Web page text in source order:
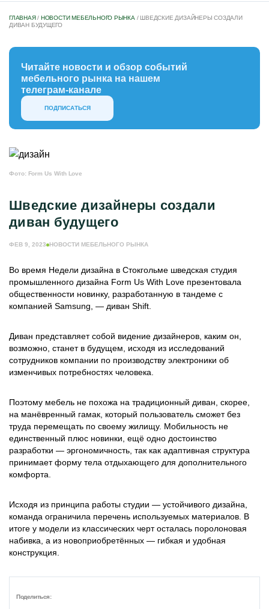
ГЛАВНАЯ/ НОВОСТИ МЕБЕЛЬНОГО РЫНКА / ШВЕДСКИЕ ДИЗАЙНЕРЫ СОЗДАЛИ
ДИВАН БУДУЩЕГО
Читайте новости и обзор событий
мебельного рынка на нашем
телеграм-канале
ПОДПИСАТЬСЯ
Фото: Form Us With Love
Шведские дизайнеры создали
диван будущего
ФЕВ 9, 2023 НОВОСТИ МЕБЕЛЬНОГО РЫНКА
Во время Недели дизайна в Стокгольме шведская студия
промышленного дизайна Form Us With Love презентовала
общественности новинку, разработанную в тандеме с
компанией Samsung, — диван Shift.
Диван представляет собой видение дизайнеров, каким он,
возможно, станет в будущем, исходя из исследований
сотрудников компании по производству электроники об
изменчивых потребностях человека.
Поэтому мебель не похожа на традиционный диван, скорее,
на манёвренный гамак, который пользователь сможет без
труда перемещать по своему жилищу. Мобильность не
единственный плюс новинки, ещё одно достоинство
разработки — эргономичность, так как адаптивная структура
принимает форму тела отдыхающего для дополнительного
комфорта.
Исходя из принципа работы студии — устойчивого дизайна,
команда ограничила перечень используемых материалов. В
итоге у модели из классических черт осталась поролоновая
набивка, а из новоприобретённых — гибкая и удобная
конструкция.
Поделиться: